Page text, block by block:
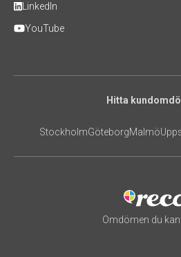
LinkedIn
YouTube
Hitta
StockholmGöteborgMalmö
Omdömen du